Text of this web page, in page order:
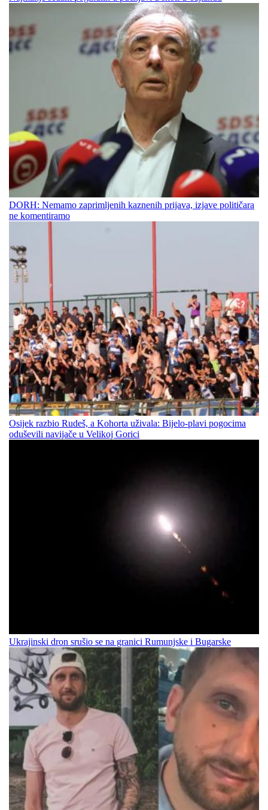
DORH: Nemamo zaprimljenih kaznenih prijava, izjave političara
ne komentiramo
Osijek razbio Rudeš, a Kohorta uživala: Bijelo-plavi pogocima
oduševili navijače u Velikoj Gorici
Ukrajinski dron srušio se na granici Rumunjske i Bugarske